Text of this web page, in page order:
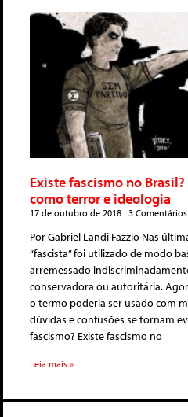
Existe fascismo no
como terror e ideologia
17 de outubro de 2018 3 Comentários
Por Gabriel Landi Fazzio Nas
“fascista” foi utilizado de modo
arremessado
conservadora ou autoritária.
o termo poderia ser usado com
dúvidas e confusões se tornam
fascismo? Existe fascismo no
Leia mais »